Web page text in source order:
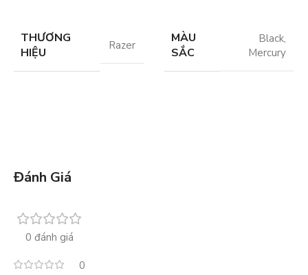
THƯƠNG
HIỆU
Razer
MÀU
SẮC
Black,
Mercury
Đánh Giá
0 đánh giá
0